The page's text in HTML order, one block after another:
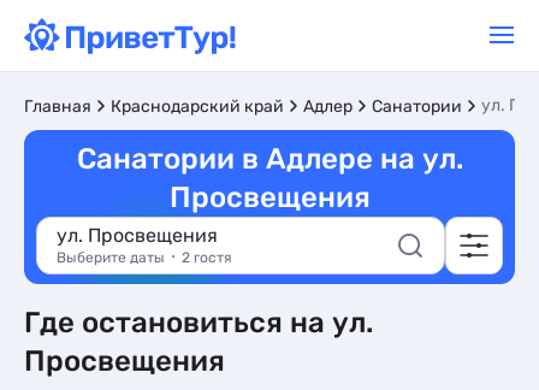
Главная Краснодарский край Адлер Санатории ул.
Санатории в Адлере на ул.
Просвещения
ул. Просвещения
Выберите даты 2 гостя
Где остановиться на ул.
Просвещения